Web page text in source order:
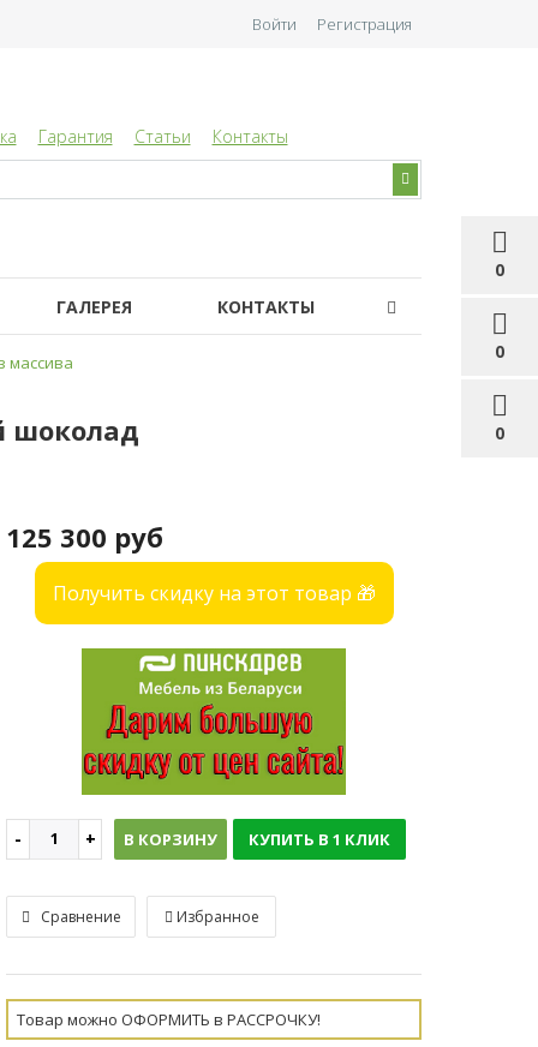
0
0
0
Войти Регистрация
Гарантия Статьи Контакты
ГАЛЕРЕЯ КОНТАКТЫ
массива
шоколад
125 300 руб
Получить скидку на этот товар 🎁
В КОРЗИНУ КУПИТЬ В 1 КЛИК
Сравнение Избранное
Товар можно ОФОРМИТЬ в РАССРОЧКУ!